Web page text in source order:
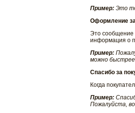
Пример: Это
Оформление
Это сообщение
информация о
Пример:
можно
Спасибо за
Когда
Пример:
Пожалуйста,